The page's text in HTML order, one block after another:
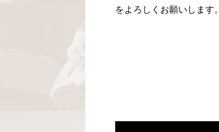
をよろしくお願いします。